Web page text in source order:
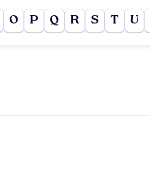
O P Q R S T U